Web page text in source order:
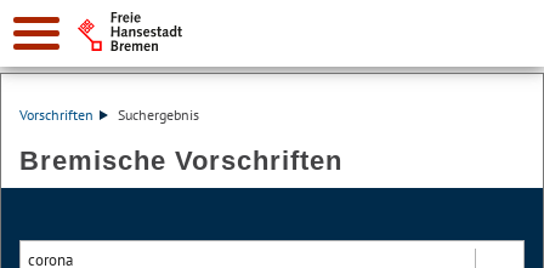
Vorschriften Suchergebnis
Bremische Vorschriften